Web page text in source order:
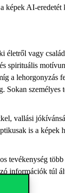
képek AI-
életről vagy
spirituális
a lehorgonyzás
Sokan személyes
vallási
is a képek
tevékenység
információk túl